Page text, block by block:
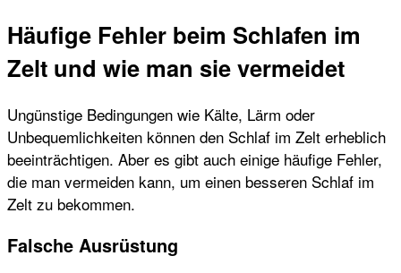
Häufige Fehler beim Schlafen im
Zelt und wie man sie vermeidet
Ungünstige Bedingungen wie Kälte, Lärm oder
Unbequemlichkeiten können den Schlaf im Zelt erheblich
beeinträchtigen. Aber es gibt auch einige häufige Fehler,
die man vermeiden kann, um einen besseren Schlaf im
Zelt zu bekommen.
Falsche Ausrüstung